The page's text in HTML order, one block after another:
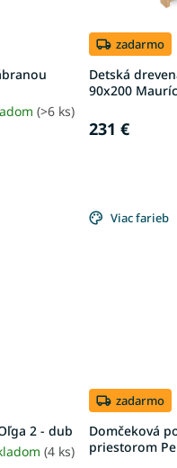
(>6 ks)
zadarmo
Detská
90x200
231 €
2 - dub
(4 ks)
Viac farieb
zadarmo
Domčeková
priestorom